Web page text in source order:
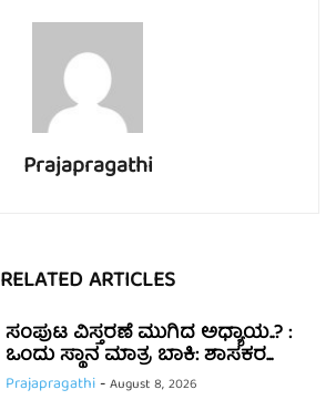
Prajapragathi
RELATED ARTICLES
ಸಂಪುಟ ವಿಸ್ತರಣೆ ಮುಗಿದ ಅಧ್ಯಾಯ..? :
ಒಂದು ಸ್ಥಾನ ಮಾತ್ರ ಬಾಕಿ: ಶಾಸಕರ...
Prajapragathi-August 8, 2026